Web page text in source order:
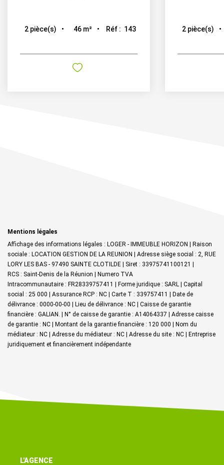
2 pièce(s) 46 m² Réf : 143 2 pièce(s)
Mentions légales
Affichage des informations légales : LOGER - IMMEUBLE HORIZON | Raison
sociale : LOCATION GESTION DE LA REUNION | Adresse siège social : 2, RUE
LORY LES BAS - 97490 SAINTE CLOTILDE | Siret : 33975741100121 |
RCS : Saint-Denis de la Réunion | Numero TVA
Intracommunautaire : FR28339757411 | Forme juridique : SARL | Capital
social : 25 000 | Assurance RCP : NC | Carte T : 339757411 | Date de
délivrance : 0000-00-00 | Lieu de délivrance : NC | Caisse de garantie
financière : GALIAN. | N° de caisse de garantie : A14064337 | Adresse caisse
de garantie : NC | Montant de la garantie financière : 120 000 | Nom du
médiateur : NC | Adresse du médiateur : NC | Adresse du site : NC | Entreprise
juridiquement et financièrement indépendante
L'AGENCE